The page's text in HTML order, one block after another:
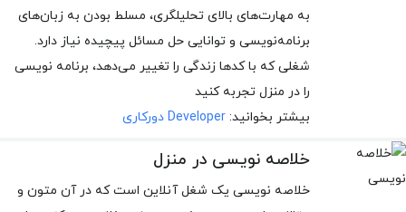
به مهارت‌های بالای تحلیلگری، مسلط بودن به زبان‌های
برنامه‌نویسی و توانایی حل مسائل پیچیده نیاز دارد.
شغلی که با کدها زندگی را تغییر می‌دهد، برنامه نویسی
را در منزل تجربه کنید
بیشتر بخوانید: Developer دورکاری
خلاصه نویسی در منزل
خلاصه نویسی یک شغل آنلاین است که در آن متون و